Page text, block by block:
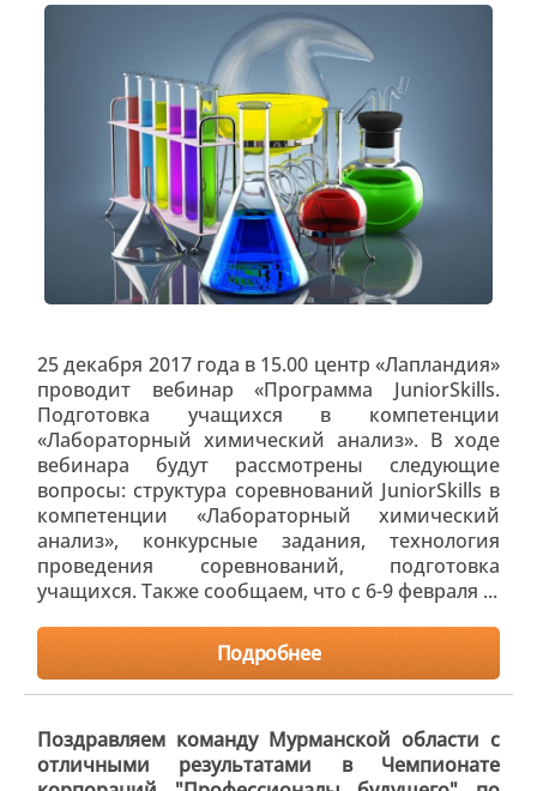
25 декабря 2017 года в 15.00 центр «Лапландия»
проводит вебинар «Программа JuniorSkills.
Подготовка учащихся в компетенции
«Лабораторный химический анализ». В ходе
вебинара будут рассмотрены следующие
вопросы: структура соревнований JuniorSkills в
компетенции «Лабораторный химический
анализ», конкурсные задания, технология
проведения соревнований, подготовка
учащихся. Также сообщаем, что с 6-9 февраля ...
Подробнее
Поздравляем команду Мурманской области с
отличными результатами в Чемпионате